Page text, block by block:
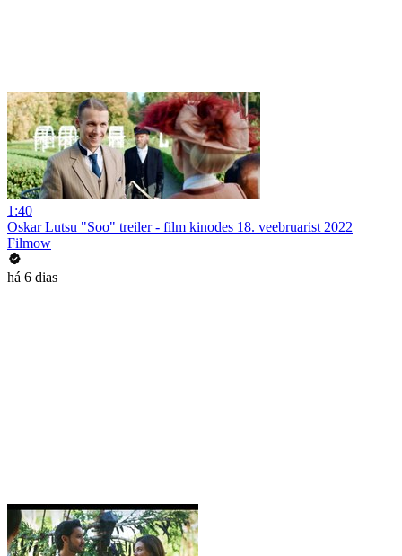
1:40
Oskar Lutsu "Soo" treiler - film kinodes 18. veebruarist 2022
Filmow
há 6 dias